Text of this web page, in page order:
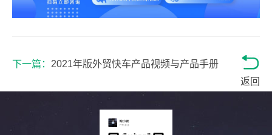
返回
下一篇： 2021年版外贸快车产品视频与产品手册